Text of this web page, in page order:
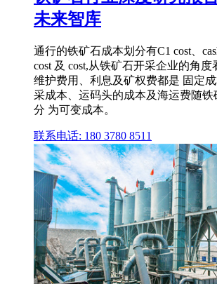
未来智库
通行的铁矿石成本划分有C1 cost、
cost 及 cost,从铁矿石开采企业的角
维护费用、利息及矿权费都是 固定
采成本、运码头的成本及海运费随铁
分 为可变成本。
联系电话: 180 3780 8511